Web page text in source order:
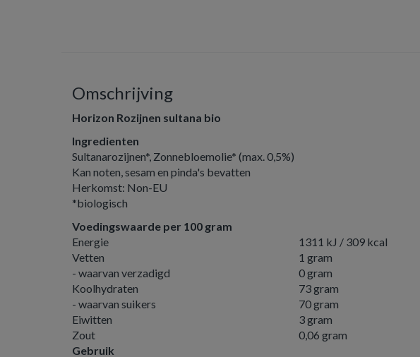
Omschrijving
Horizon Rozijnen sultana bio
Ingredienten
Sultanarozijnen*, Zonnebloemolie* (max. 0,5%)
Kan noten, sesam en pinda's bevatten
Herkomst: Non-EU
*biologisch
Voedingswaarde per 100 gram
Energie
1311 kJ / 309 kcal
Vetten
1 gram
- waarvan verzadigd
0 gram
Koolhydraten
73 gram
- waarvan suikers
70 gram
Eiwitten
3 gram
Zout
0,06 gram
Gebruik